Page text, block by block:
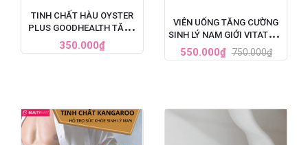
TINH CHẤT HÀU OYSTER
PLUS GOODHEALTH TĂNG
CƯỜNG SINH LÝ CHO NAM
GIỚI, HỘP 60 VIÊN
350.000₫
VIÊN UỐNG TĂNG CƯỜNG
SINH LÝ NAM GIỚI VITATREE
ESSENCE OF KANGAROO
40000 MAX - 100 VIÊN
550.000₫ 750.000₫